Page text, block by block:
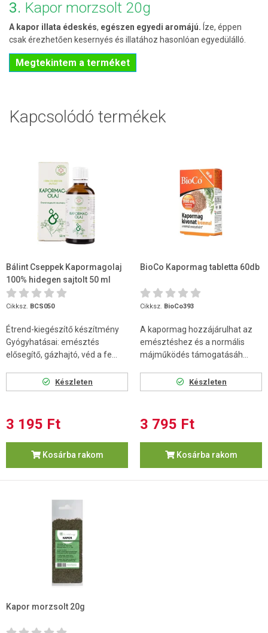
3. Kapor morzsolt 20g
A kapor illata édeskés, egészen egyedi aromájú. Íze, éppen
csak érezhetően kesernyés és illatához hasonlóan egyedülálló.
Megtekintem a terméket
Kapcsolódó termékek
Bálint Cseppek Kapormagolaj
100% hidegen sajtolt 50 ml
Cikksz. BCS050
Étrend-kiegészítő készítmény
Gyógyhatásai: emésztés
elősegítő, gázhajtó, véd a fe...
Készleten
3 195 Ft
Kosárba rakom
BioCo Kapormag tabletta 60db
Cikksz. BioCo393
A kapormag hozzájárulhat az
emésztéshez és a normális
májműködés támogatásáh...
Készleten
3 795 Ft
Kosárba rakom
Kapor morzsolt 20g